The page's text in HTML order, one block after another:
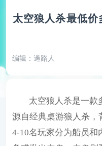
太空狼人杀最低
编辑：過路人
太空狼人杀是一款
源自经典桌游狼人杀，
4-10名玩家分为船员和